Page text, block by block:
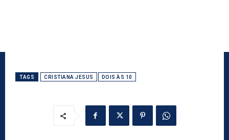
TAGS CRISTIANA JESUS DOIS ÀS 10